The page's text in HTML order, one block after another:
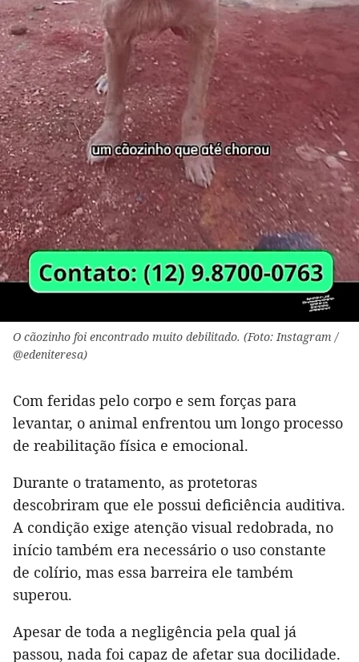
O cãozinho foi encontrado muito debilitado. (Foto: Instagram /
@edeniteresa)
Com feridas pelo corpo e sem forças para
levantar, o animal enfrentou um longo processo
de reabilitação física e emocional.
Durante o tratamento, as protetoras
descobriram que ele possui deficiência auditiva.
A condição exige atenção visual redobrada, no
início também era necessário o uso constante
de colírio, mas essa barreira ele também
superou.
Apesar de toda a negligência pela qual já
passou, nada foi capaz de afetar sua docilidade.